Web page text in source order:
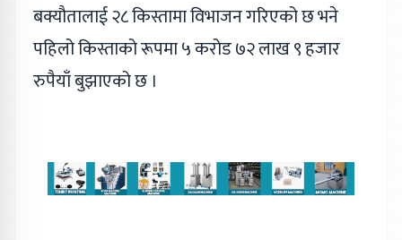
बक्यौतालाई २८ किस्तामा विभाजन गरिएको छ भने
पहिलो किस्ताको रूपमा ५ करोड ७२ लाख ९ हजार
रुपैयाँ बुझाएको छ ।